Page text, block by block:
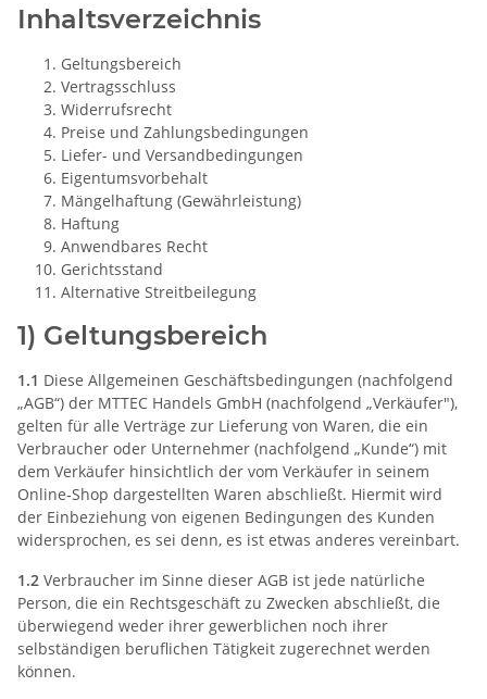
Inhaltsverzeichnis
Geltungsbereich
Vertragsschluss
Widerrufsrecht
Preise und Zahlungsbedingungen
Liefer- und Versandbedingungen
Eigentumsvorbehalt
Mängelhaftung (Gewährleistung)
Haftung
Anwendbares Recht
Gerichtsstand
Alternative Streitbeilegung
1) Geltungsbereich
1.1 Diese Allgemeinen Geschäftsbedingungen (nachfolgend
„AGB“) der MTTEC Handels GmbH (nachfolgend „Verkäufer"),
gelten für alle Verträge zur Lieferung von Waren, die ein
Verbraucher oder Unternehmer (nachfolgend „Kunde“) mit
dem Verkäufer hinsichtlich der vom Verkäufer in seinem
Online-Shop dargestellten Waren abschließt. Hiermit wird
der Einbeziehung von eigenen Bedingungen des Kunden
widersprochen, es sei denn, es ist etwas anderes vereinbart.
1.2 Verbraucher im Sinne dieser AGB ist jede natürliche
Person, die ein Rechtsgeschäft zu Zwecken abschließt, die
überwiegend weder ihrer gewerblichen noch ihrer
selbständigen beruflichen Tätigkeit zugerechnet werden
können.